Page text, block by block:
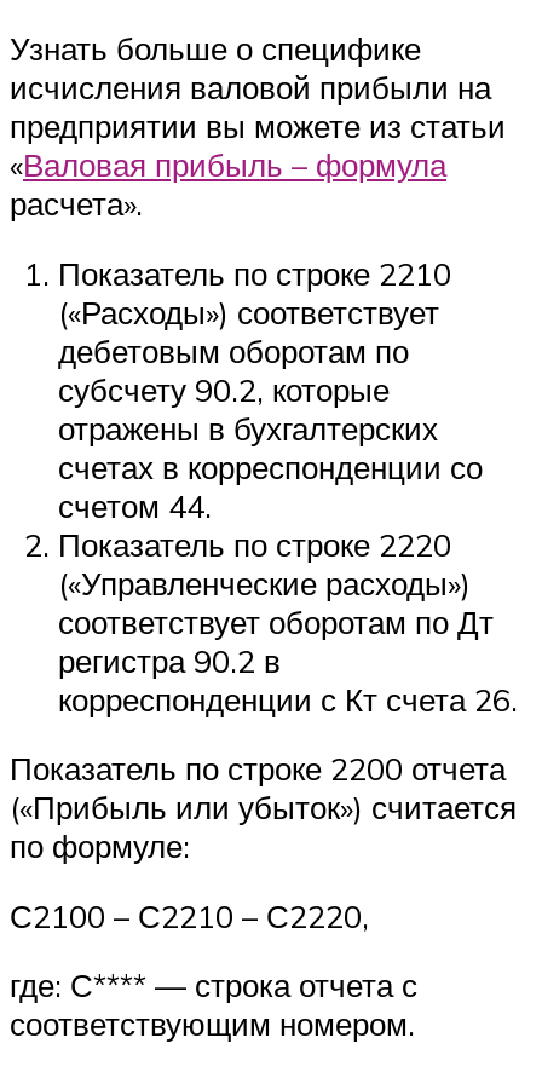
Узнать больше о специфике
исчисления валовой прибыли на
предприятии вы можете из статьи
«Валовая прибыль – формула
расчета».
Показатель по строке 2210
(«Расходы») соответствует
дебетовым оборотам по
субсчету 90.2, которые
отражены в бухгалтерских
счетах в корреспонденции со
счетом 44.
Показатель по строке 2220
(«Управленческие расходы»)
соответствует оборотам по Дт
регистра 90.2 в
корреспонденции с Кт счета 26.
Показатель по строке 2200 отчета
(«Прибыль или убыток») считается
по формуле:
С2100 – С2210 – С2220,
где: С**** — строка отчета с
соответствующим номером.